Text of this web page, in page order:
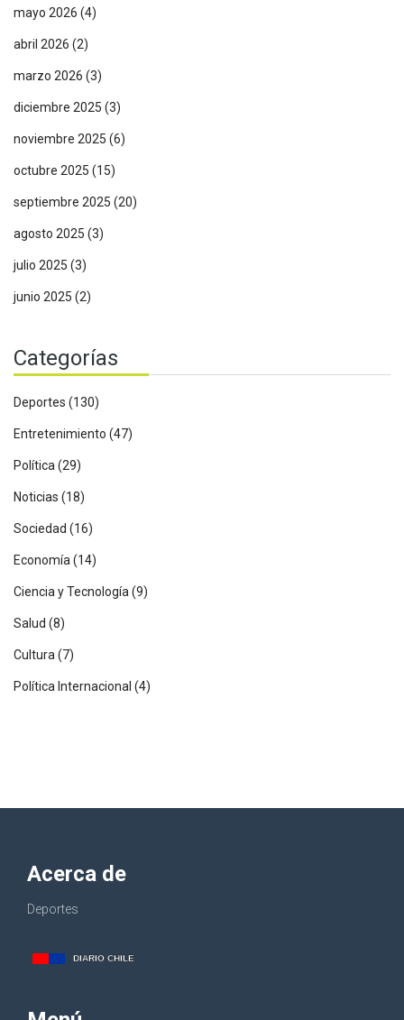
mayo 2026 (4)
abril 2026 (2)
marzo 2026 (3)
diciembre 2025 (3)
noviembre 2025 (6)
octubre 2025 (15)
septiembre 2025 (20)
agosto 2025 (3)
julio 2025 (3)
junio 2025 (2)
Categorías
Deportes (130)
Entretenimiento (47)
Política(29)
Noticias (18)
Sociedad (16)
Economía(14)
Ciencia y Tecnología(9)
Salud (8)
Cultura(7)
Política Internacional (4)
Acerca de
Deportes